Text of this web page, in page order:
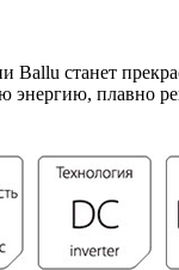
Ballu станет
энергию, плавно